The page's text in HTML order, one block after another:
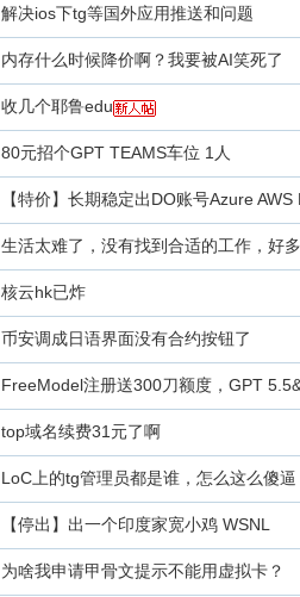
解决ios下tg等国外应用推送和问题
内存什么时候降价啊？我要被AI笑死了
收几个耶鲁edu
80元招个GPT TEAMS车位 1人
【特价】长期稳定出DO账号Azure
生活太难了，没有找到合适的工作，好
核云hk已炸
币安调成日语界面没有合约按钮了
FreeModel注册送300刀额度，GPT
top域名续费31元了啊
LoC上的tg管理员都是谁，怎么这么傻逼
【停出】出一个印度家宽小鸡 WSNL
为啥我申请甲骨文提示不能用虚拟卡？